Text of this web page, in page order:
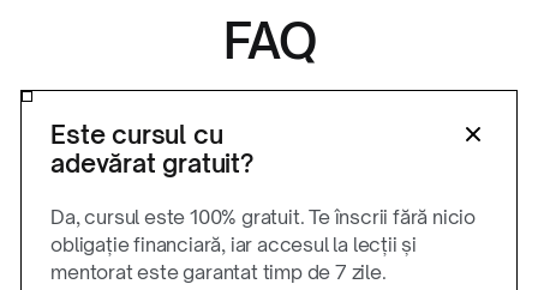
FAQ
Este cursul cu
adevărat gratuit?
Da, cursul este 100% gratuit. Te înscrii fără nicio
obligație financiară, iar accesul la lecții și
mentorat este garantat timp de 7 zile.